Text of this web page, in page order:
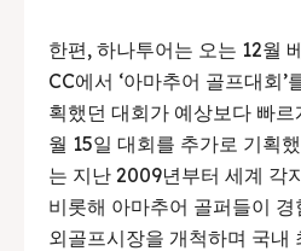
한편, 하나투어는 오는 12월
CC에서 ‘아마추어 골프대회’
획했던 대회가 예상보다 빠
월 15일 대회를 추가로 기획
는 지난 2009년부터 세계 각
비롯해 아마추어 골퍼들이
외골프시장을 개척하며 국내